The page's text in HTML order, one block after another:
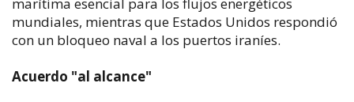
mundiales, mientras que Estados Unidos respondió
con un bloqueo naval a los puertos iraníes.
Acuerdo "al alcance"